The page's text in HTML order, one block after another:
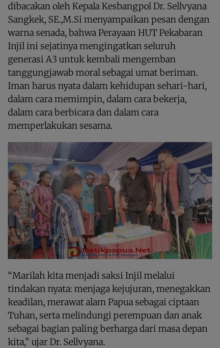
dibacakan oleh Kepala Kesbangpol Dr. Sellvyana
Sangkek, SE.,M.Si menyampaikan pesan dengan
warna senada, bahwa Perayaan HUT Pekabaran
Injil ini sejatinya mengingatkan seluruh
generasi A3 untuk kembali mengemban
tanggungjawab moral sebagai umat beriman.
Iman harus nyata dalam kehidupan sehari-hari,
dalam cara memimpin, dalam cara bekerja,
dalam cara berbicara dan dalam cara
memperlakukan sesama.
“Marilah kita menjadi saksi Injil melalui
tindakan nyata: menjaga kejujuran, menegakkan
keadilan, merawat alam Papua sebagai ciptaan
Tuhan, serta melindungi perempuan dan anak
sebagai bagian paling berharga dari masa depan
kita,” ujar Dr. Sellvyana.